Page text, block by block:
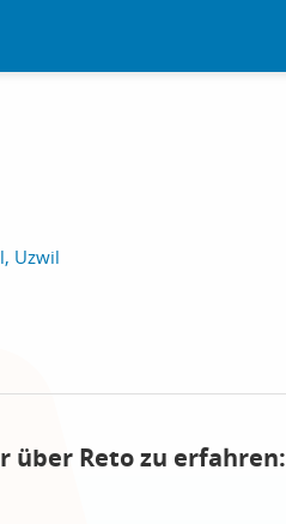
Uzwil
über Reto zu erfahren: